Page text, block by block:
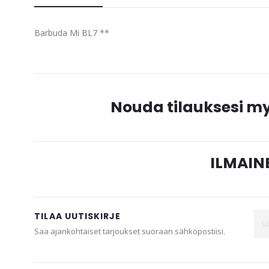
of
gallery
Barbuda Mi BL7 **
Nouda tilauksesi
TILAA UUTISKIRJE
Saa ajankohtaiset tarjoukset suoraan sähköpostiisi.